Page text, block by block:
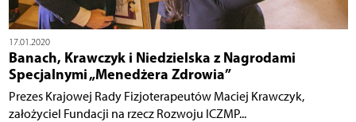
17.01.2020
Banach, Krawczyk i Niedzielska z Nagrodami
Specjalnymi „Menedżera Zdrowia”
Prezes Krajowej Rady Fizjoterapeutów Maciej Krawczyk,
założyciel Fundacji na rzecz Rozwoju ICZMP...